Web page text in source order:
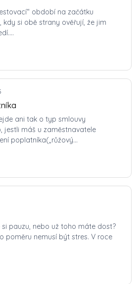
období na začátku
kdy si obě strany ověřují, že jim
ani tak o typ smlouvy
jestli máš u zaměstnavatele
poplatníka(„růžový...
pauzu, nebo už toho máte dost?
poměru nemusí být stres. V roce